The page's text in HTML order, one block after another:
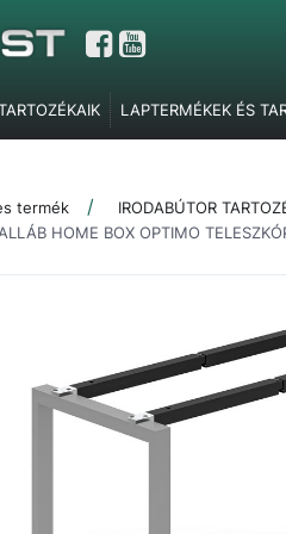
LAPTERMÉKEK ÉS
POLCTARTÓK ÉS SZOBAI
IRODABÚTOR TARTOZÉKOK
termék IRODABÚTOR
HOME BOX OPTIMO